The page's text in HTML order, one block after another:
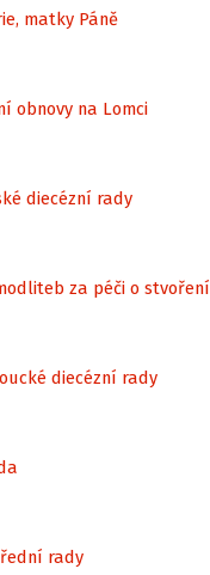
matky Páně
obnovy na Lomci
diecézní rady
za péči o stvoření
diecézní rady
rady